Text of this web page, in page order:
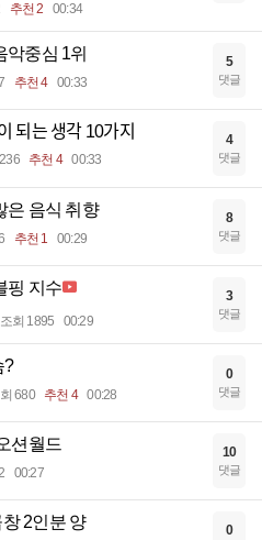
추천 2 00:34
악중심 1위
추천 4 00:33
5
댓글
되는 생각 10가지
추천 4 00:33
4
댓글
은 음식 취향
추천 1 00:29
8
댓글
핑 지수
조회 1895 00:29
3
댓글
?
680 추천 4 00:28
0
댓글
션월드
00:27
10
댓글
2인분 양 0